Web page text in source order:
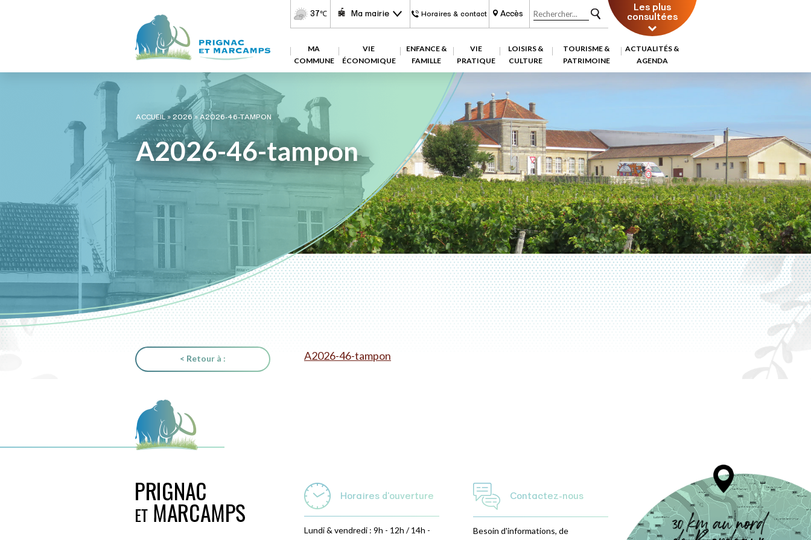
37℃ Ma mairie Horaires & contact Accès Les plus
consultées
MA
COMMUNE
VIE
ÉCONOMIQUE
ENFANCE &
FAMILLE
VIE
PRATIQUE
LOISIRS &
CULTURE
TOURISME &
PATRIMOINE
ACTUALITÉS &
AGENDA
ACCUEIL»2026»A2026-46-TAMPON
A2026-46-tampon
< Retour à : A2026-46-tampon
Horaires d'ouverture
Lundi & vendredi : 9h - 12h / 14h -
Contactez-nous
Besoin d'informations, de